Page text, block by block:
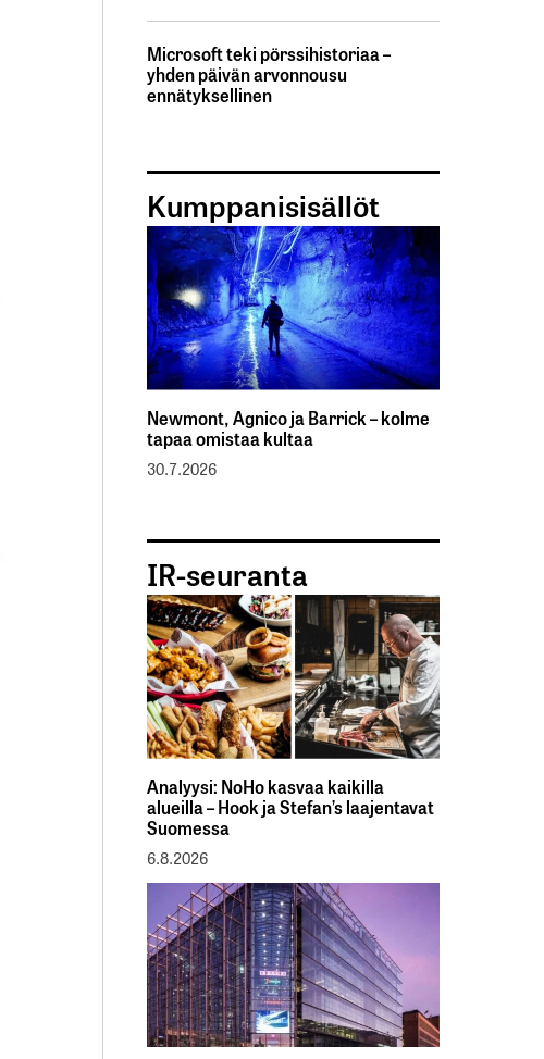
Microsoft teki pörssihistoriaa –
yhden päivän arvonnousu
ennätyksellinen
Kumppanisisällöt
Newmont, Agnico ja Barrick – kolme
tapaa omistaa kultaa
30.7.2026
IR-seuranta
Analyysi: NoHo kasvaa kaikilla
alueilla – Hook ja Stefan’s laajentavat
Suomessa
6.8.2026